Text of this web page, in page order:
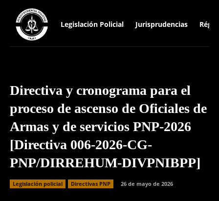
Legislación Policial Jurisprudencias
Directiva y cronograma para el
proceso de ascenso de Oficiales de
Armas y de servicios PNP-2026
[Directiva 006-2026-CG-
PNP/DIRREHUM-DIVPNIBPP]
Legislación policial Directivas PNP 26 de mayo de 2026